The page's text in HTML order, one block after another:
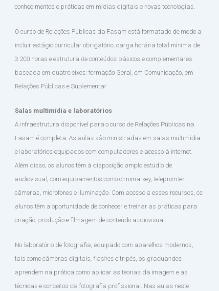
conhecimentos e práticas em mídias digitais e novas tecnologias.
O curso de Relações Públicas da Fasam está formatado de modo a
incluir estágio curricular obrigatório, carga horária total mínima de
3.200 horas e estrutura de conteúdos básicos e complementares
baseada em quatro eixos: formação Geral, em Comunicação, em
Relações Públicas e Suplementar.
Salas multimídia e laboratórios
A infraestrutura disponível para o curso de Relações Públicas na
Fasam é completa. As aulas são ministradas em salas multimídia
e laboratórios equipados com computadores e acesso à internet.
Além disso, os alunos têm à disposição amplo estúdio de
audiovisual, com equipamentos como chroma-key, telepromter,
câmeras, microfones e iluminação. Com acesso a esses recursos, os
alunos têm a oportunidade de conhecer e treinar as práticas para
criação, produção e filmagem de conteúdo audiovisual.
No laboratório de fotografia, equipado com aparelhos modernos,
tais como câmeras digitais, flashes e tripés, os graduandos
aprendem na prática como aplicar as teorias da imagem e as
técnicas e conceitos da fotografia profissional. Nas aulas neste